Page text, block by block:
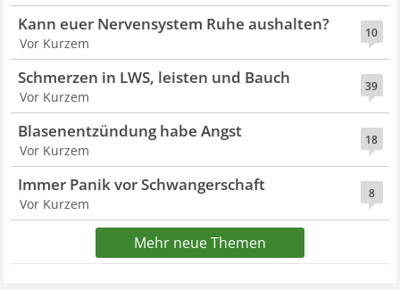
10
Kann euer Nervensystem Ruhe aushalten?
Vor Kurzem
39
Schmerzen in LWS, leisten und Bauch
Vor Kurzem
18
Blasenentzündung habe Angst
Vor Kurzem
8
Immer Panik vor Schwangerschaft
Vor Kurzem
Mehr neue Themen